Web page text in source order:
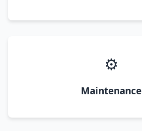
⚙️
Maintenance